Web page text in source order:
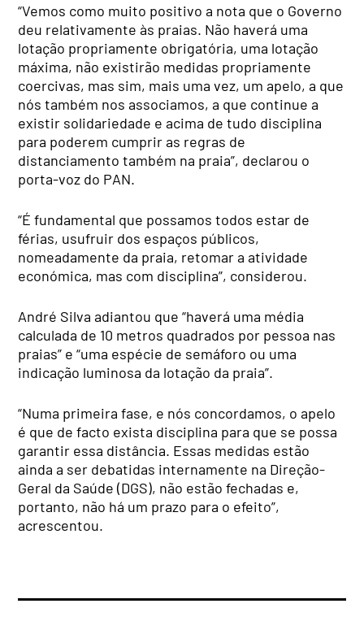
“Vemos como muito positivo a nota que o Governo
deu relativamente às praias. Não haverá uma
lotação propriamente obrigatória, uma lotação
máxima, não existirão medidas propriamente
coercivas, mas sim, mais uma vez, um apelo, a que
nós também nos associamos, a que continue a
existir solidariedade e acima de tudo disciplina
para poderem cumprir as regras de
distanciamento também na praia”, declarou o
porta-voz do PAN.
“É fundamental que possamos todos estar de
férias, usufruir dos espaços públicos,
nomeadamente da praia, retomar a atividade
económica, mas com disciplina”, considerou.
André Silva adiantou que “haverá uma média
calculada de 10 metros quadrados por pessoa nas
praias” e “uma espécie de semáforo ou uma
indicação luminosa da lotação da praia”.
“Numa primeira fase, e nós concordamos, o apelo
é que de facto exista disciplina para que se possa
garantir essa distância. Essas medidas estão
ainda a ser debatidas internamente na Direção-
Geral da Saúde (DGS), não estão fechadas e,
portanto, não há um prazo para o efeito”,
acrescentou.